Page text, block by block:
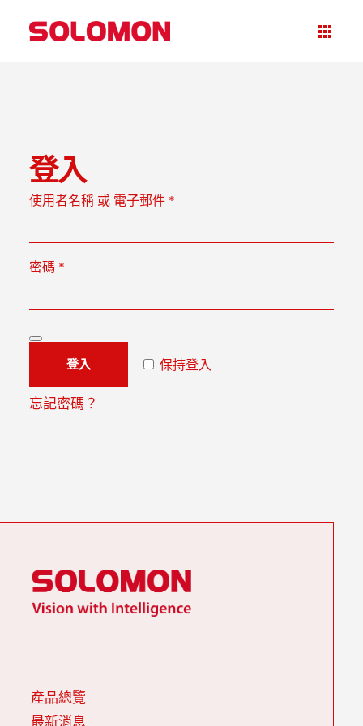
登入
使用者名稱 或 電子郵件 *
密碼 *
保持登入
登入
忘記密碼？
產品總覽
最新消息